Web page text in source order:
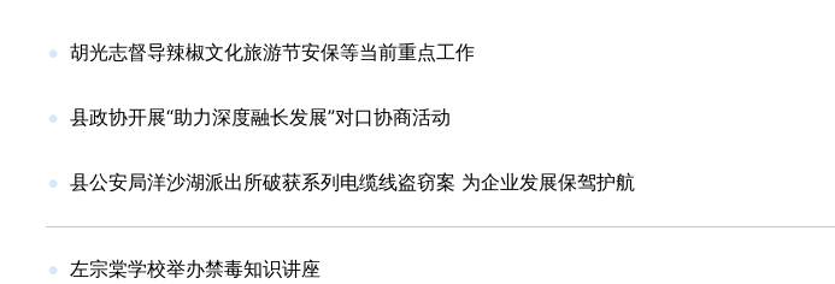
胡光志督导辣椒文化旅游节安保等当前重点工作
县政协开展“助力深度融长发展”对口协商活动
县公安局洋沙湖派出所破获系列电缆线盗窃案 为企业发展保驾护航
左宗棠学校举办禁毒知识讲座